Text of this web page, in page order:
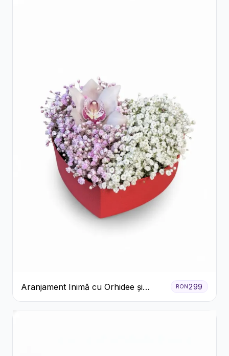
Aranjament Inimă cu Orhidee și
Floarea Miresei
RON 299